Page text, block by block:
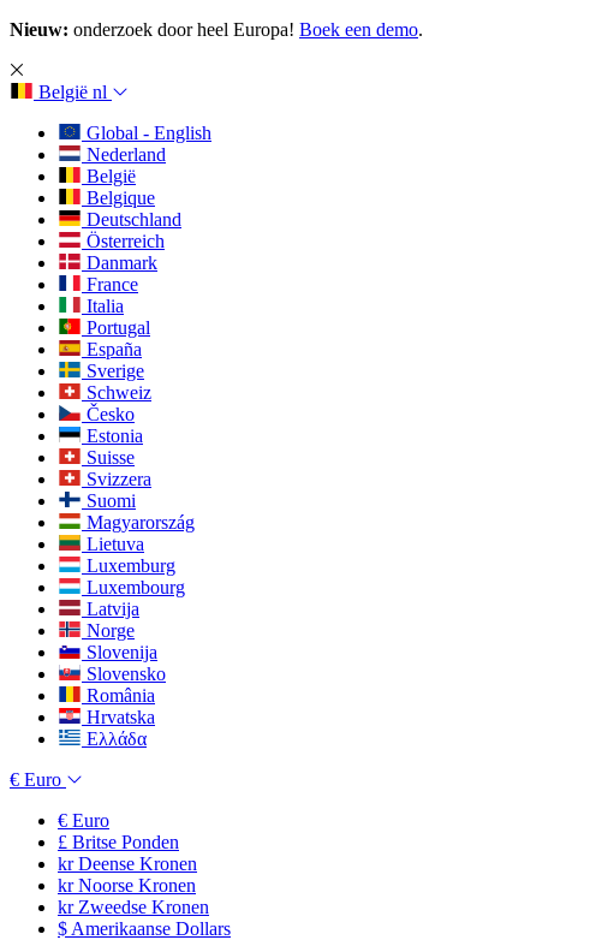
Nieuw: onderzoek door heel Europa! Boek een demo.
België nl
Global - English
Nederland
België
Belgique
Deutschland
Österreich
Danmark
France
Italia
Portugal
España
Sverige
Schweiz
Česko
Estonia
Suisse
Svizzera
Suomi
Magyarország
Lietuva
Luxemburg
Luxembourg
Latvija
Norge
Slovenija
Slovensko
România
Hrvatska
Ελλάδα
€ Euro
€ Euro
£ Britse Ponden
krDeense Kronen
krNoorse Kronen
krZweedse Kronen
$ Amerikaanse Dollars